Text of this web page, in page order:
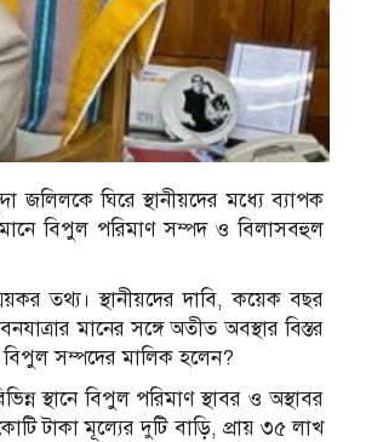
জলিলকে ঘিরে স্থানীয়দের মধ্যে ব্যাপক
বিপুল পরিমাণ সম্পদ ও বিলাসবহুল
তথ্য। স্থানীয়দের দাবি, কয়েক বছর
মানের সঙ্গে অতীত অবস্থার বিস্তর
বিপুল সম্পদের মালিক হলেন?
স্থানে বিপুল পরিমাণ স্থাবর ও অস্থাবর
টাকা মূল্যের দুটি বাড়ি, প্রায় ৩৫ লাখ